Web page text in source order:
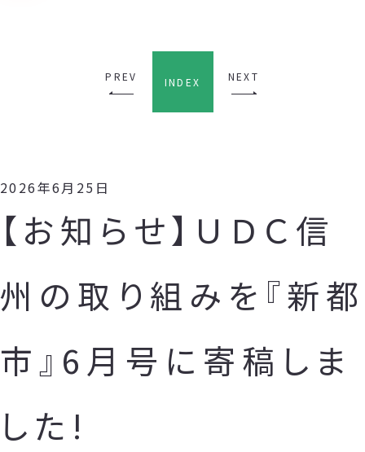
PREV INDEX NEXT
2026年6月25日
【お知らせ】ＵＤＣ信
州の取り組みを『新都
市』6月号に寄稿しま
した!